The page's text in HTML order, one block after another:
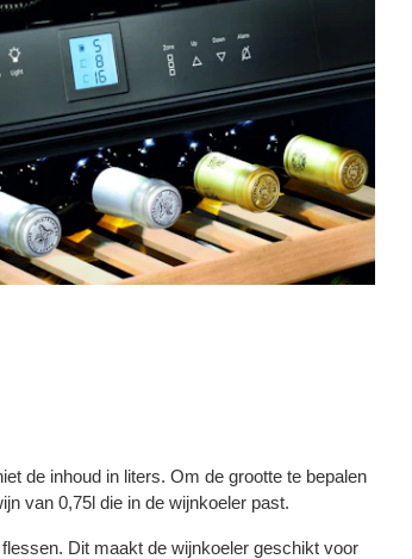
de inhoud in liters. Om de grootte te bepalen
van 0,75l die in de wijnkoeler past.
Dit maakt de wijnkoeler geschikt voor